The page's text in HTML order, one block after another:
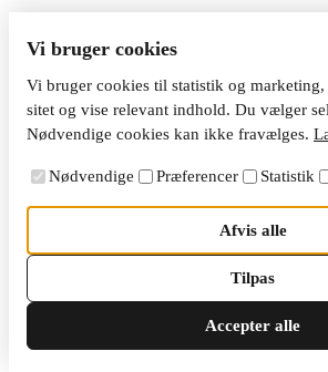
Læsning er en af mine faste daglige
finde tid til at læse mere end jeg gør
fundet et niveau på omkring 20
læsning, som jeg har kunne
har læst i den forløbende måned, samt
hvad bogen handler om, og hvad jeg
Hyperfocus” af Chris Bailey (link) er en
omhandler fokus, og hvordan du arbejder
Bogen lærer dig, hvordan du kan arbejde
Vi bruger cookies
Vi bruger cookies til statistik og
sitet og vise relevant indhold. Du vælger
Nødvendige cookies kan ikke fravælges.
Nødvendige Præferencer Statistik
Afvis alle
Tilpas
Accepter alle